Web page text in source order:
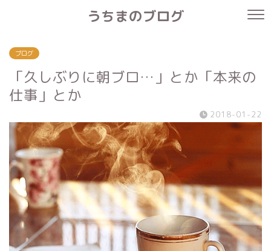
うちまのブログ
ブログ
「久しぶりに朝ブロ…」とか「本来の
仕事」とか
2018-01-22